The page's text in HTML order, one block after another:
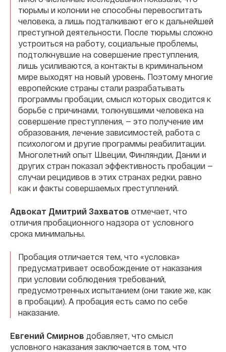
тюрьмы и колонии не способны перевоспитать
человека, а лишь подталкивают его к дальнейшей
преступной деятельности. После тюрьмы сложно
устроиться на работу, социальные проблемы,
подтолкнувшие на совершение преступления,
лишь усиливаются, а контакты в криминальном
мире выходят на новый уровень. Поэтому многие
европейские страны стали разрабатывать
программы пробации, смысл которых сводится к
борьбе с причинами, толкнувшими человека на
совершение преступления, — это получение им
образования, лечение зависимостей, работа с
психологом и другие программы реабилитации.
Многолетний опыт Швеции, Финляндии, Дании и
других стран показал эффективность пробации —
случаи рецидивов в этих странах редки, равно
как и факты совершаемых преступлений.
Адвокат Дмитрий Захватов отмечает, что
отличия пробационного надзора от условного
срока минимальны.
Пробация отличается тем, что «условка»
предусматривает освобождение от наказания
при условии соблюдения требований,
предусмотренных испытанием (они такие же, как
в пробации). А пробация есть само по себе
наказание.
Евгений Смирнов добавляет, что смысл
условного наказания заключается в том, что